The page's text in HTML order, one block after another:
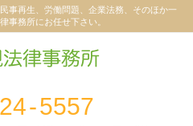
事再生、労働問題、企業法務、そのほか一
事務所にお任せ下さい。
-5557